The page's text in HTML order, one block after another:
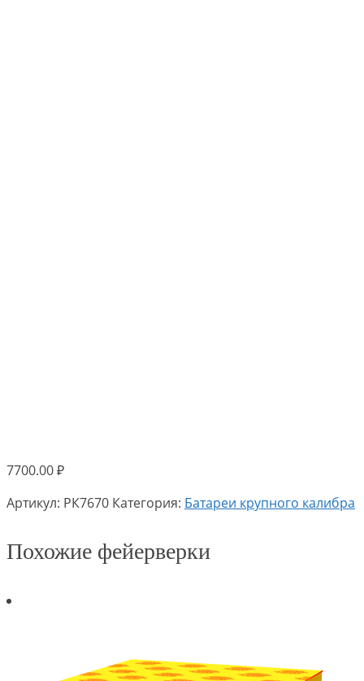
7700.00₽
Артикул: РК7670 Категория: Батареи крупного калибра
Похожие фейерверки